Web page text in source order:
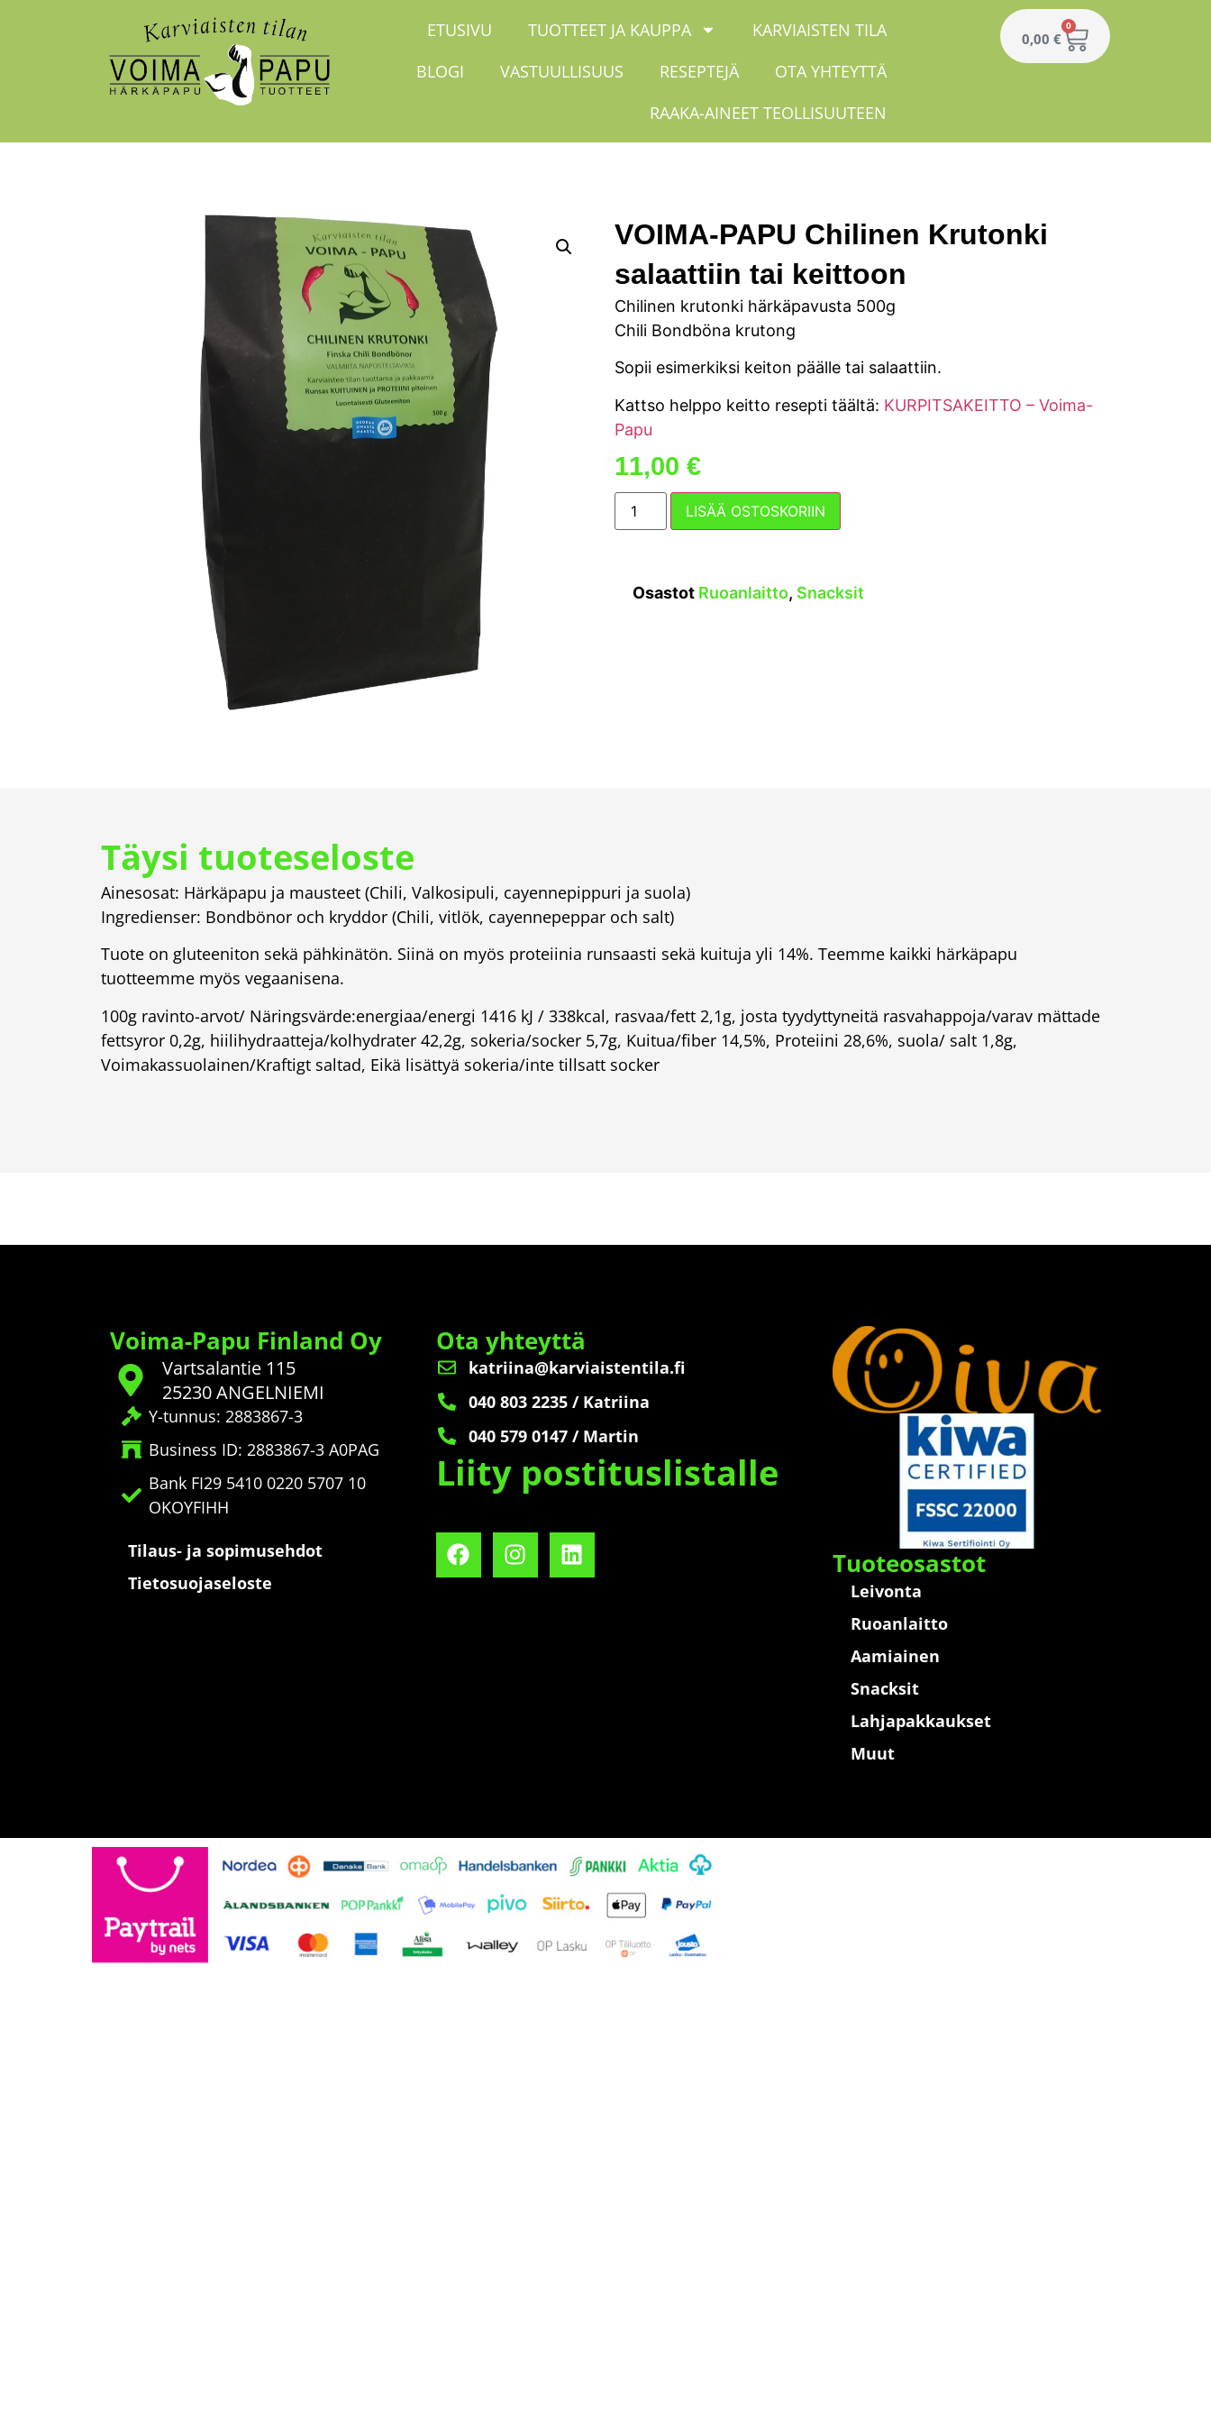
ETUSIVU TUOTTEET JA KAUPPA
KARVIAISTEN TILA
BLOGI
VASTUULLISUUS RESEPTEJÄ
OTA YHTEYTTÄ
RAAKA-AINEET TEOLLISUUTEEN
0,00 €
0
VOIMA-PAPU Chilinen Krutonki
salaattiin tai keittoon
Chilinen krutonki härkäpavusta 500g
Chili Bondböna krutong
Sopii esimerkiksi keiton päälle tai salaattiin.
Kattso helppo keitto resepti täältä: KURPITSAKEITTO – Voima-
Papu
11,00 €
LISÄÄ OSTOSKORIIN
Osastot Ruoanlaitto, Snacksit
Täysi tuoteseloste
Ainesosat: Härkäpapu ja mausteet (Chili, Valkosipuli, cayennepippuri ja suola)
Ingredienser: Bondbönor och kryddor (Chili, vitlök, cayennepeppar och salt)
Tuote on gluteeniton sekä pähkinätön. Siinä on myös proteiinia runsaasti sekä kuituja yli 14%. Teemme kaikki härkäpapu
tuotteemme myös vegaanisena.
100g ravinto-arvot/ Näringsvärde:energiaa/energi 1416 kJ / 338kcal, rasvaa/fett 2,1g, josta tyydyttyneitä rasvahappoja/varav mättade
fettsyror 0,2g, hiilihydraatteja/kolhydrater 42,2g, sokeria/socker 5,7g, Kuitua/fiber 14,5%, Proteiini 28,6%, suola/ salt 1,8g,
Voimakassuolainen/Kraftigt saltad, Eikä lisättyä sokeria/inte tillsatt socker
Voima-Papu Finland Oy
Vartsalantie 115
25230 ANGELNIEMI
Y-tunnus: 2883867-3
Business ID: 2883867-3 A0PAG
Bank FI29 5410 0220 5707 10
OKOYFIHH
Tilaus- ja sopimusehdot
Tietosuojaseloste
Ota yhteyttä
katriina@karviaistentila.fi
040 803 2235 / Katriina
040 579 0147 / Martin
Liity postituslistalle
Tuoteosastot
Leivonta
Ruoanlaitto
Aamiainen
Snacksit
Lahjapakkaukset
Muut